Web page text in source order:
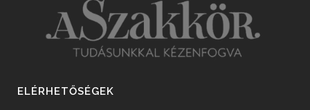
ELÉRHETŐSÉGEK